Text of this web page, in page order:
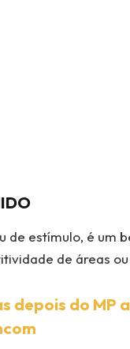
de estímulo, é um
de áreas
depois do MP